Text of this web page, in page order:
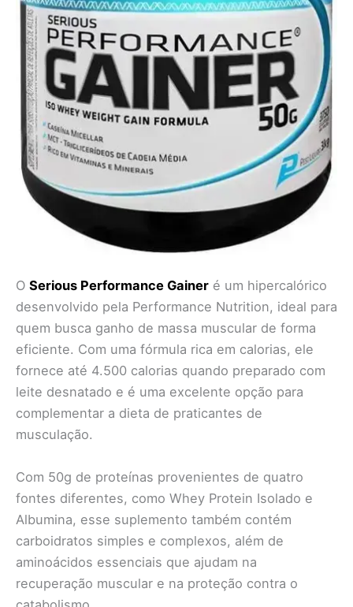
O Serious Performance Gainer é um hipercalórico
desenvolvido pela Performance Nutrition, ideal para
quem busca ganho de massa muscular de forma
eficiente. Com uma fórmula rica em calorias, ele
fornece até 4.500 calorias quando preparado com
leite desnatado e é uma excelente opção para
complementar a dieta de praticantes de
musculação.
Com 50g de proteínas provenientes de quatro
fontes diferentes, como Whey Protein Isolado e
Albumina, esse suplemento também contém
carboidratos simples e complexos, além de
aminoácidos essenciais que ajudam na
recuperação muscular e na proteção contra o